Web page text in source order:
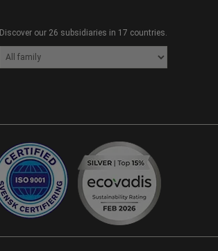
Discover our 26 subsidiaries in 17 countries.